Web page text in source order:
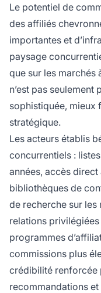
Le potentiel de
des affiliés
importantes et
paysage
que sur les marchés
n’est pas seulement
sophistiquée, mieux
stratégique.
Les acteurs établis
concurrentiels :
années, accès
bibliothèques de
de recherche sur les
relations
programmes
commissions plus
crédibilité renforcée
recommandations